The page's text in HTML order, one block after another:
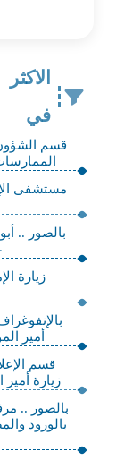
في
قسم الشؤون
مستشفى
بالصور ..
زيارة
أمير
قسم
زيارة أمير
بالصور ..
بالورود